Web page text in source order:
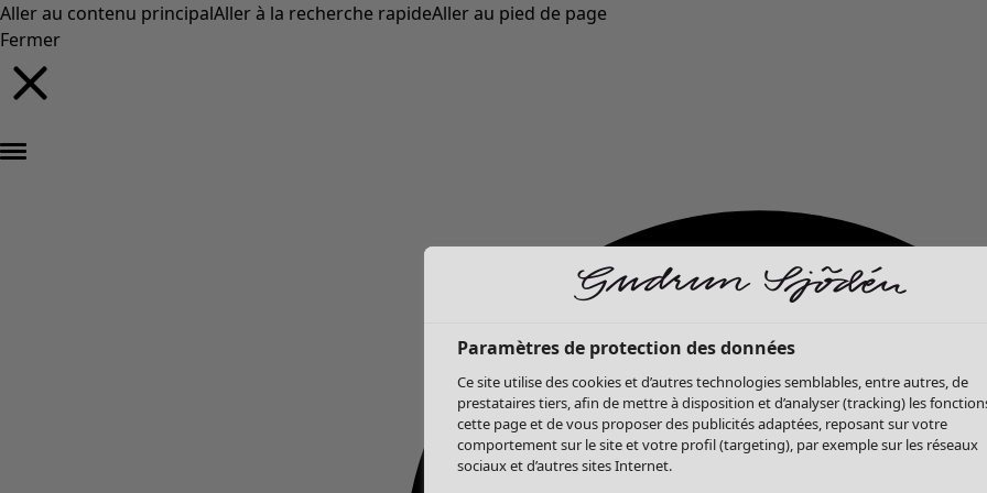
Aller au contenu principalAller à la recherche rapideAller au pied de page
Fermer
Paramètres de protection des données
Ce site utilise des cookies et d’autres technologies semblables, entre autres, de
prestataires tiers, afin de mettre à disposition et d’analyser (tracking) les
cette page et de vous proposer des publicités adaptées, reposant sur votre
comportement sur le site et votre profil (targeting), par exemple sur les réseaux
sociaux et d’autres sites Internet.